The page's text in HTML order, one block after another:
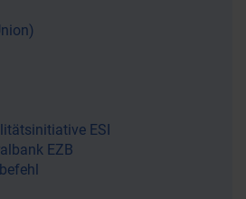
ESI
EZB